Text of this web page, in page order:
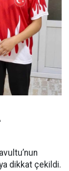
dikkat çekildi.